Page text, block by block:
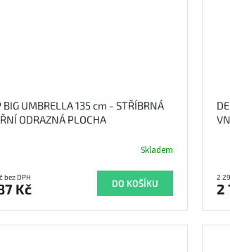
BIG UMBRELLA 135 cm - STŘÍBRNÁ
ODRAZNÁ PLOCHA
Skladem
bez DPH
Kč DO KOŠÍKU
2
2